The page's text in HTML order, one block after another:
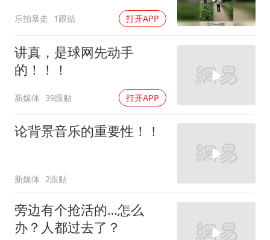
乐拍暴走 1跟贴 打开APP
讲真，是球网先动手
的！！！
新媒体 39跟贴 打开APP
论背景音乐的重要性！！
新媒体 2跟贴
旁边有个抢活的…怎么
办？人都过去了？